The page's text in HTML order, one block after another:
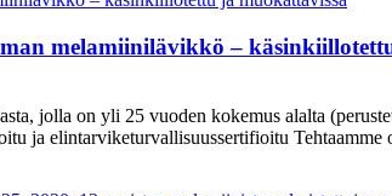
melamiinilävikkö –
jolla on yli 25 vuoden kokemus alalta
ja elintarviketurvallisuussertifioitu Tehtaamme